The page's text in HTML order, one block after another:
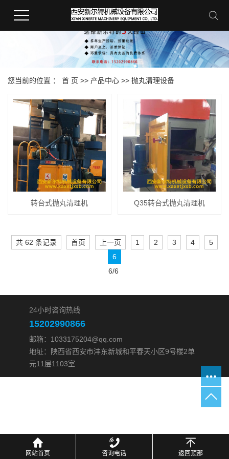
您当前的位置 ： 首 页 >> 产品中心 >> 抛丸清理设备
转台式抛丸清理机 Q35转台式抛丸清理机
共 62 条记录 首页 上一页 1 2 3 4
5
6
6/6
24小时咨询热线
15202990866
邮箱：1033175204@qq.com
地址：陕西省西安市沣东新城和平春天小区9号楼2单
元11层1103室
网站首页 咨询电话 返回顶部